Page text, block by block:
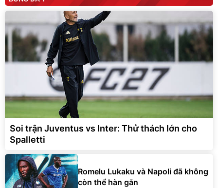
Soi trận Juventus vs Inter: Thử thách lớn cho
Spalletti
Romelu Lukaku và Napoli đã không
còn thể hàn gắn